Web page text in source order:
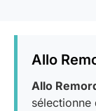
Allo
Allo
sélectionne